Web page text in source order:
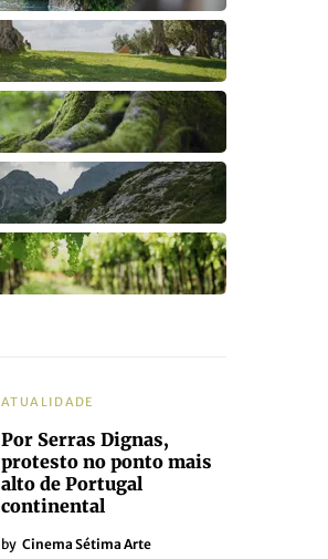
ATUALIDADE
Por Serras Dignas,
protesto no ponto mais
alto de Portugal
continental
by Cinema Sétima Arte